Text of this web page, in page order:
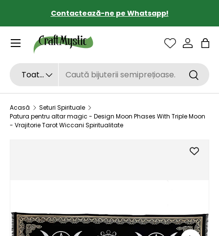
SARI LA CONȚINUT
Contactează-ne pe Whatsapp!
Căutare
Tipul de produs
Toate
Sac
Acasă
Seturi Spirituale
Patura pentru altar magic - Design Moon Phases With Triple Moon
- Vrajitorie Tarot Wiccani Spiritualitate